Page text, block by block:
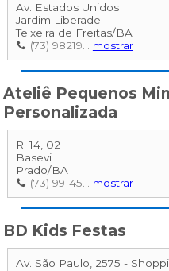
Av. Estados Unidos
Jardim Liberade
Teixeira de Freitas/BA
(73) 98219... mostrar
Ateliê Pequenos
Personalizada
R. 14, 02
Basevi
Prado/BA
(73) 99145... mostrar
BD Kids Festas
Av. São Paulo, 2575 -